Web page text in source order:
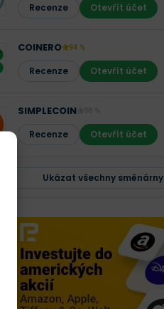
Recenze Otevřít účet
COINERO 94 %
Recenze Otevřít účet
SIMPLECOIN
Recenze Otevřít účet
Ukázat všechny směnárny